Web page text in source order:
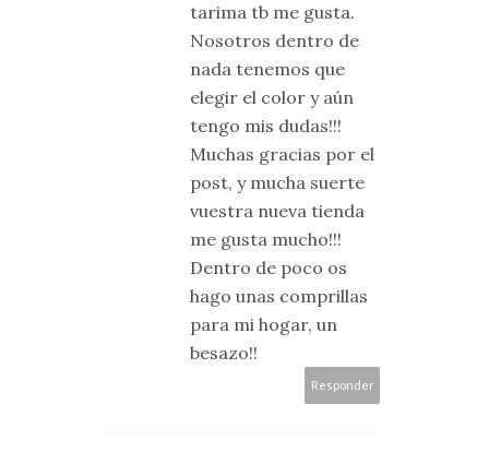
tarima tb me gusta.
Nosotros dentro de
nada tenemos que
elegir el color y aún
tengo mis dudas!!!
Muchas gracias por el
post, y mucha suerte
vuestra nueva tienda
me gusta mucho!!!
Dentro de poco os
hago unas comprillas
para mi hogar, un
besazo!!
Responder